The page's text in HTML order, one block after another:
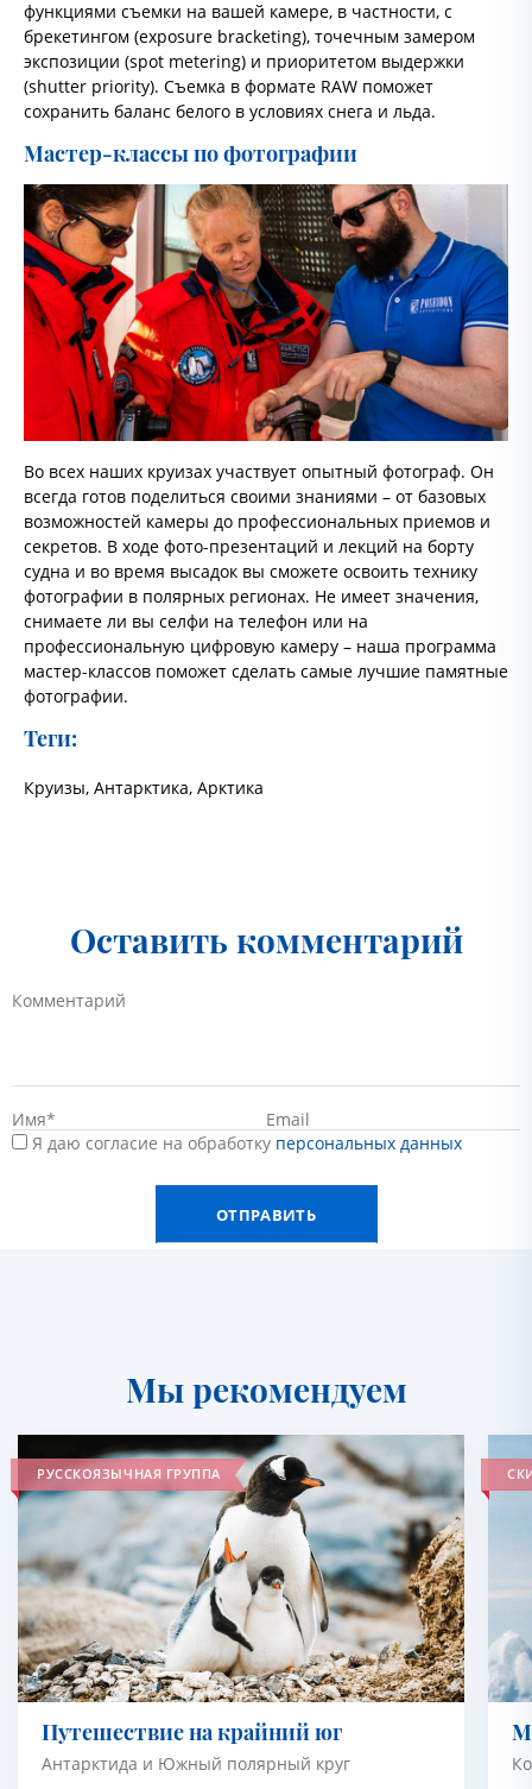
функциями съемки на вашей камере, в частности, с
брекетингом (exposure bracketing), точечным замером
экспозиции (spot metering) и приоритетом выдержки
(shutter priority). Съемка в формате RAW поможет
сохранить баланс белого в условиях снега и льда.
Мастер-классы по фотографии
Во всех наших круизах участвует опытный фотограф. Он
всегда готов поделиться своими знаниями – от базовых
возможностей камеры до профессиональных приемов и
секретов. В ходе фото-презентаций и лекций на борту
судна и во время высадок вы сможете освоить технику
фотографии в полярных регионах. Не имеет значения,
снимаете ли вы селфи на телефон или на
профессиональную цифровую камеру – наша программа
мастер-классов поможет сделать самые лучшие памятные
фотографии.
Теги:
Круизы, Антарктика, Арктика
Оставить комментарий
Я даю согласие на обработку персональных данных
Мы рекомендуем
РУССКОЯЗЫЧНАЯ ГРУППА
Путешествие на крайний юг
Антарктида и Южный полярный круг